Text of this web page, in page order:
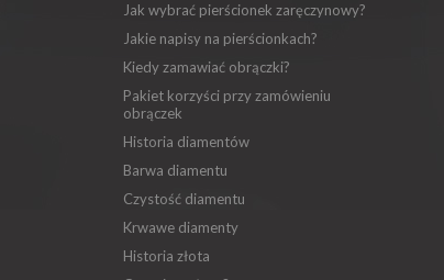
Jak wybrać pierścionek zaręczynowy?
Jakie napisy na pierścionkach?
Kiedy zamawiać obrączki?
Pakiet korzyści przy zamówieniu
obrączek
Historia diamentów
Barwa diamentu
Czystość diamentu
Krwawe diamenty
Historia złota